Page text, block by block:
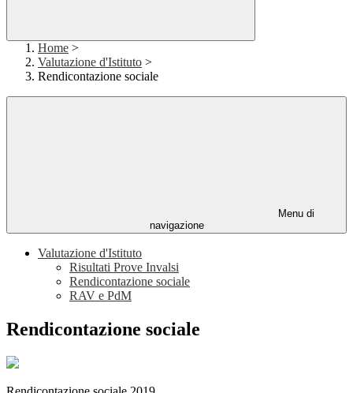
Home >
Valutazione d'Istituto >
Rendicontazione sociale
Menu di
navigazione
Valutazione d'Istituto
Risultati Prove Invalsi
Rendicontazione sociale
RAV e PdM
Rendicontazione sociale